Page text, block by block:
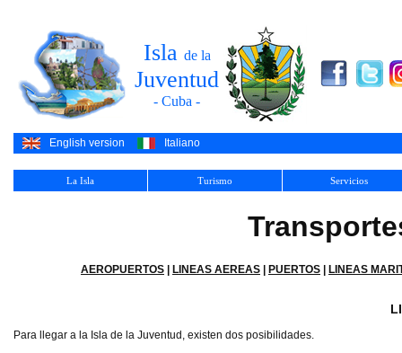
Isla de la
Juventud
- Cuba -
English version Italiano
La Isla Turismo Servicios
AEROPUERTOS LINEAS AEREAS PUERTOS LINEAS
Para llegar a la Isla de la Juventud, existen dos posibilidades.